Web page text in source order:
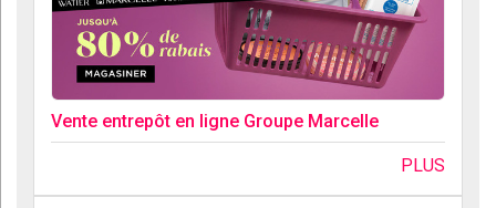
Vente entrepôt en ligne Groupe Marcelle
PLUS